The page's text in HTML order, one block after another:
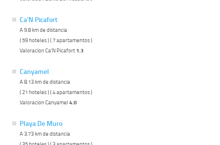
Ca'N Picafort
A 9.8 km de distancia
( 59 hoteles ) ( 7 apartamentos )
Valoracion Ca'N Picafort 1.3
Canyamel
A 8.13 km de distancia
( 21 hoteles ) ( 4 apartamentos )
Valoracion Canyamel 4.0
Playa De Muro
A 3.73 km de distancia